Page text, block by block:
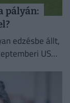
pályán:
edzésbe állt,
US